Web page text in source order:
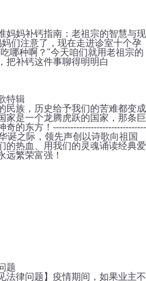
妈妈补钙指南：老祖宗的智慧与现
们注意了，现在走进诊室十个孕
哪种啊？"今天咱们就用老祖宗的
把补钙这件事聊得明明白
特辑
民族，历史给予我们的苦难都变成
家是一个龙腾虎跃的国家，那条巨
的东方！--------------------------------
诞之际，领先声创以诗歌向祖国
的热血、用我们的灵魂诵读经典爱
远繁荣富强！
题
法律问题】疫情期间，如果业主不